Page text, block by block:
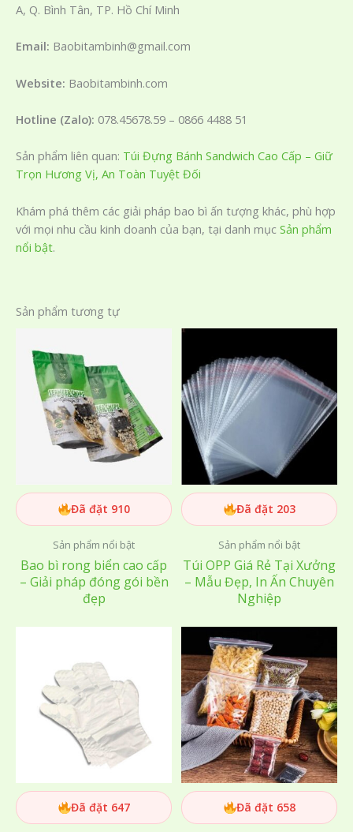
A, Q. Bình Tân, TP. Hồ Chí Minh
Email: Baobitambinh@gmail.com
Website: Baobitambinh.com
Hotline (Zalo): 078.45678.59 – 0866 4488 51
Sản phẩm liên quan: Túi Đựng Bánh Sandwich Cao Cấp – Giữ
Trọn Hương Vị, An Toàn Tuyệt Đối
Khám phá thêm các giải pháp bao bì ấn tượng khác, phù hợp
với mọi nhu cầu kinh doanh của bạn, tại danh mục Sản phẩm
nổi bật.
Sản phẩm tương tự
Đã đặt 910
Sản phẩm nổi bật
Bao bì rong biển cao cấp
– Giải pháp đóng gói bền
đẹp
Đã đặt 203
Sản phẩm nổi bật
Túi OPP Giá Rẻ Tại Xưởng
– Mẫu Đẹp, In Ấn Chuyên
Nghiệp
Đã đặt 647 Đã đặt 658